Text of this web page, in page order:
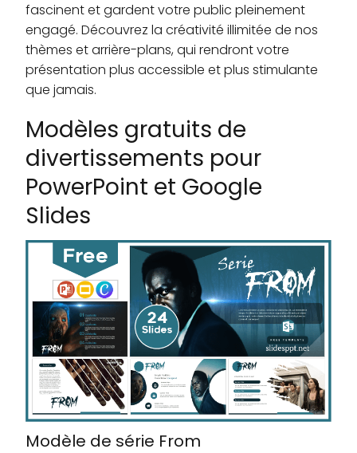
fascinent et gardent votre public pleinement
engagé. Découvrez la créativité illimitée de nos
thèmes et arrière-plans, qui rendront votre
présentation plus accessible et plus stimulante
que jamais.
Modèles gratuits de
divertissements pour
PowerPoint et Google
Slides
Modèle de série From